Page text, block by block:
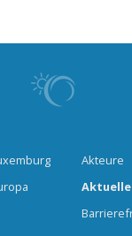
Akteure